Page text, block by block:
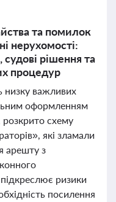
та помилок
нерухомості:
рішення та
процедур
низку важливих
оформленням
розкрито схему
які зламали
арешту з
ризики
посилення